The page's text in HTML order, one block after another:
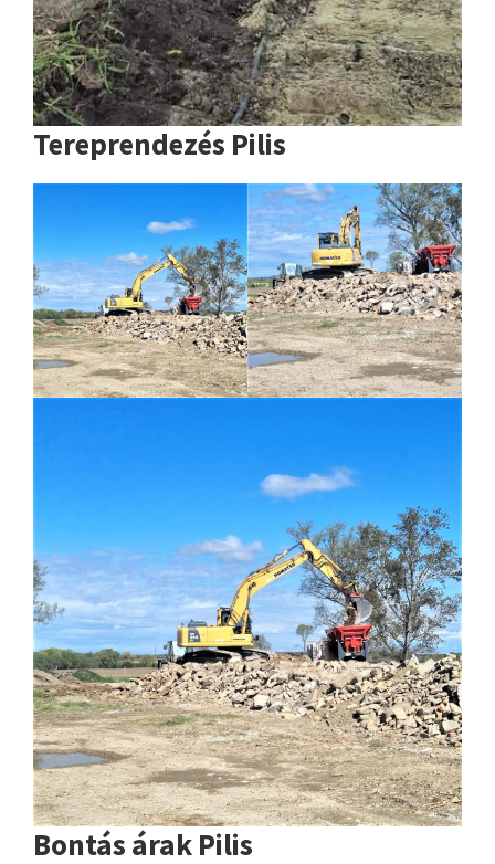
Tereprendezés Pilis
Bontás árak Pilis